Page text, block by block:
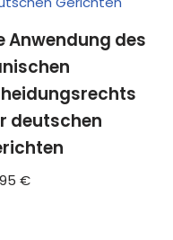
Anwendung des
deutschen
€